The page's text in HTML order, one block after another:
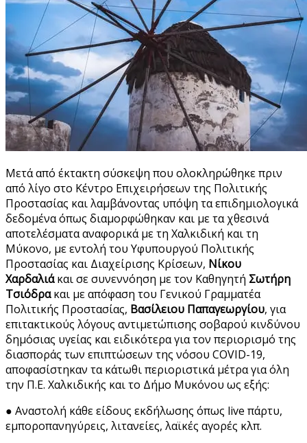
Μετά από έκτακτη σύσκεψη που ολοκληρώθηκε πριν
από λίγο στο Κέντρο Επιχειρήσεων της Πολιτικής
Προστασίας και λαμβάνοντας υπόψη τα επιδημιολογικά
δεδομένα όπως διαμορφώθηκαν και με τα χθεσινά
αποτελέσματα αναφορικά με τη Χαλκιδική και τη
Μύκονο, με εντολή του Υφυπουργού Πολιτικής
Προστασίας και Διαχείρισης Κρίσεων, Νίκου
Χαρδαλιάκαι σε συνεννόηση με τον Καθηγητή Σωτήρη
Τσιόδρακαι με απόφαση του Γενικού Γραμματέα
Πολιτικής Προστασίας, Βασίλειου Παπαγεωργίου, για
επιτακτικούς λόγους αντιμετώπισης σοβαρού κινδύνου
δημόσιας υγείας και ειδικότερα για τον περιορισμό της
διασποράς των επιπτώσεων της νόσου COVID-19,
αποφασίστηκαν τα κάτωθι περιοριστικά μέτρα για όλη
την Π.Ε. Χαλκιδικής και το Δήμο Μυκόνου ως εξής:
● Αναστολή κάθε είδους εκδήλωσης όπως live πάρτυ,
εμποροπανηγύρεις, λιτανείες, λαϊκές αγορές κλπ.